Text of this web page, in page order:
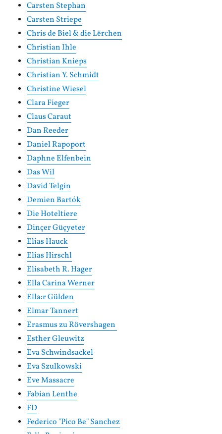
Carsten Stephan
Carsten Striepe
Chris de Biel & die Lërchen
Christian Ihle
Christian Knieps
Christian Y. Schmidt
Christine Wiesel
Clara Fieger
Claus Caraut
Dan Reeder
Daniel Rapoport
Daphne Elfenbein
Das Wil
David Telgin
Demien Bartók
Die Hoteltiere
Dinçer Güçyeter
Elias Hauck
Elias Hirschl
Elisabeth R. Hager
Ella Carina Werner
Ella:r Gülden
Elmar Tannert
Erasmus zu Rövershagen
Esther Gleuwitz
Eva Schwindsackel
Eva Szulkowski
Eve Massacre
Fabian Lenthe
FD
Federico "Pico Be" Sanchez